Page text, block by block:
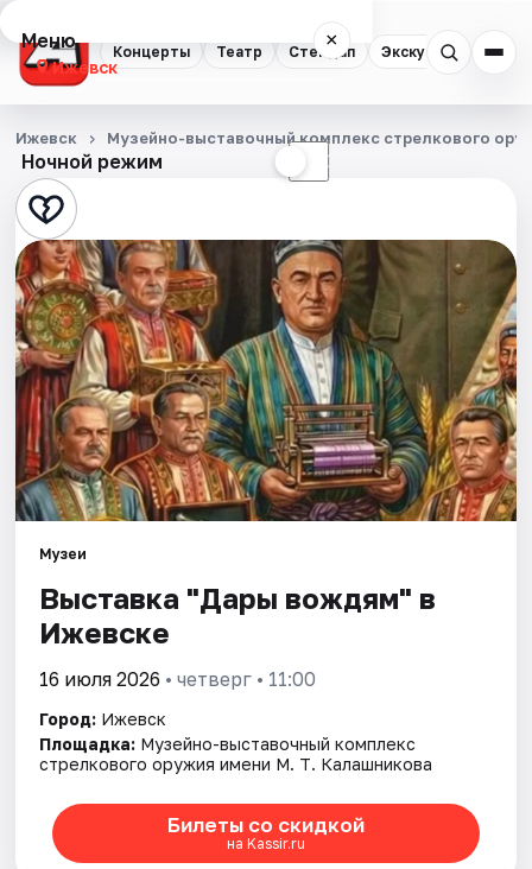
Концерты Театр Стендап Экскурсии
Меню ×
Ижевск
Концерты
Театр
Стендап
Экскурсии
Спорт
События
Города
Артисты
Рейтинги
Ночной режим ☾
Ижевск Музейно-выставочный комплекс стрелкового
Музеи
Выставка "Дары вождям" в
Ижевске
16 июля 2026 • четверг • 11:00
Город: Ижевск
Площадка: Музейно-выставочный комплекс
стрелкового оружия имени М. Т. Калашникова
Билеты со скидкой
на Kassir.ru